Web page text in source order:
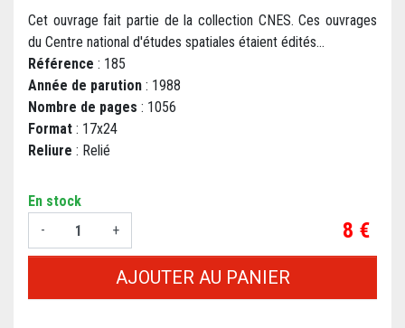
Cet ouvrage fait partie de la collection CNES. Ces ouvrages
du Centre national d'études spatiales étaient édités...
Référence : 185
Année de parution : 1988
Nombre de pages : 1056
Format : 17x24
Reliure : Relié
En stock
-
+ Prix
8 €
AJOUTER AU PANIER